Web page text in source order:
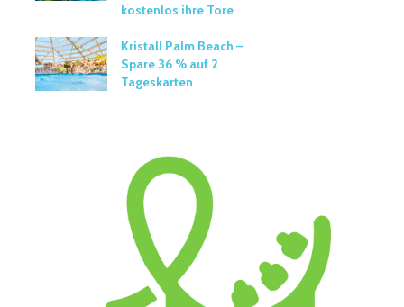
kostenlos ihre Tore
Kristall Palm Beach –
Spare 36 % auf 2
Tageskarten